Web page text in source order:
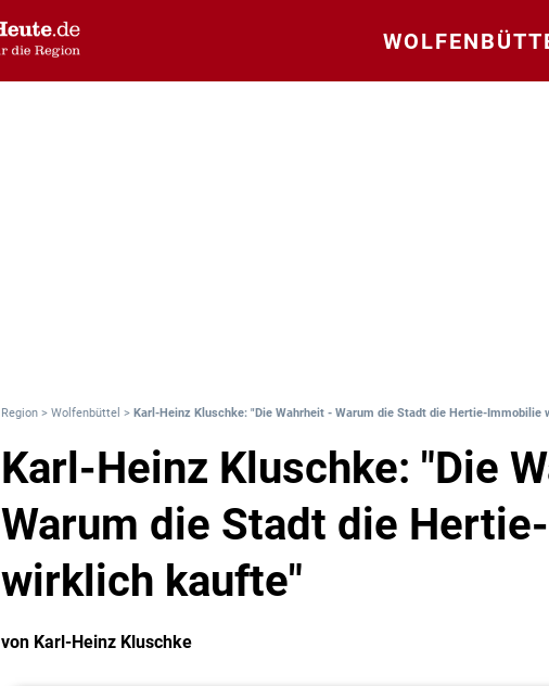
Region > Wolfenbüttel > Karl-Heinz Kluschke: "Die Wahrheit - Warum die Stadt die Hertie-Immobilie
Karl-Heinz Kluschke: "Die
Warum die Stadt die
wirklich kaufte"
von Karl-Heinz Kluschke